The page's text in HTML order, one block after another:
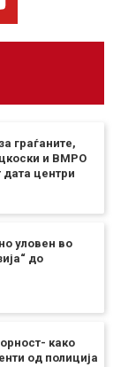
граѓаните,
и ВМРО
дата центри
уловен во
до
како
од полиција